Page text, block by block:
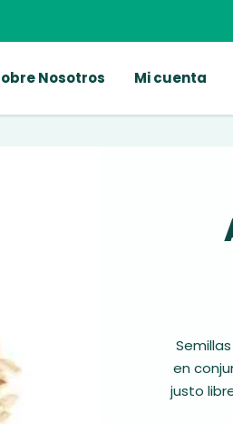
Nosotros Mi cuenta
en
justo